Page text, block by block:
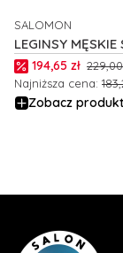
LEGINSY
PRODUCENT
SALOMON
Cena
194,65 zł 229,00
Najniższa cena:
Zobacz produkt